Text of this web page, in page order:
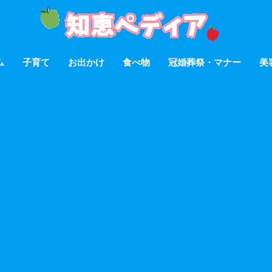
子育て お出かけ 食べ物 冠婚葬祭・マナー 美